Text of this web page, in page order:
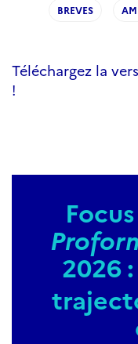
BREVES
Téléchargez la
!
2026